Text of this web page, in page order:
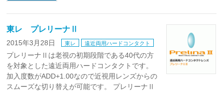
東レ プレリーナⅡ
2015年3月28日 東レ 遠近両用ハードコンタクト
プレリーナⅡは老視の初期段階である40代の方
を対象とした遠近両用ハードコンタクトです。
加入度数がADD+1.00なので近視用レンズからの
スムーズな切り替えが可能です。 プレリーナⅡ